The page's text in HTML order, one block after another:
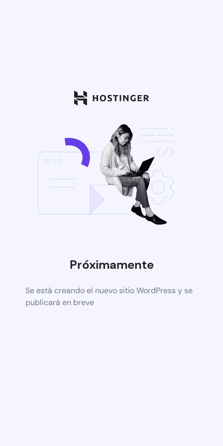
Próximamente
Se está creando el nuevo sitio WordPress y se
publicará en breve